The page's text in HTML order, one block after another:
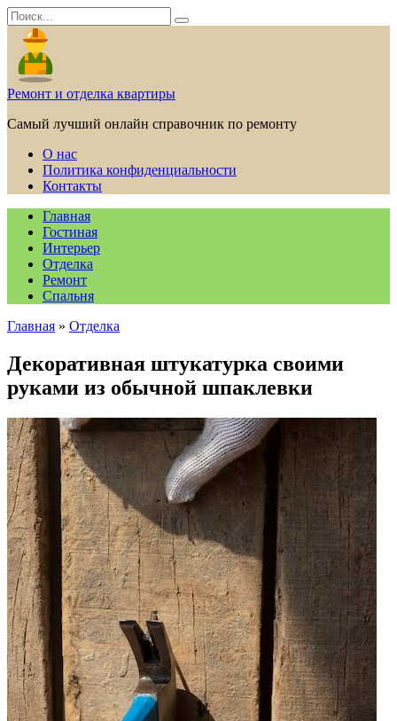
Перейти
к
содержанию
Search
for:
Ремонт и отделка квартиры
Самый лучший онлайн справочник по ремонту
О нас
Политика конфиденциальности
Контакты
Главная
Гостиная
Интерьер
Отделка
Ремонт
Спальня
Главная » Отделка
Декоративная штукатурка своими
руками из обычной шпаклевки